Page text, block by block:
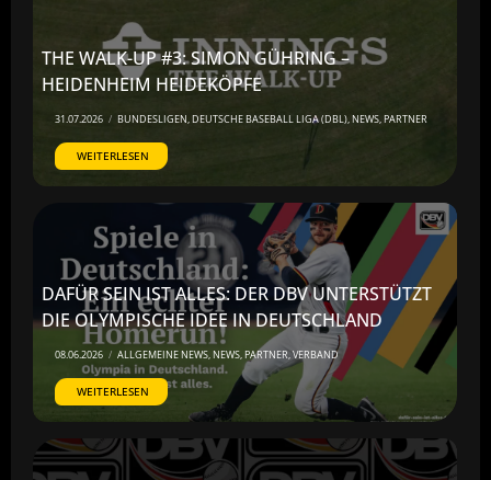
THE WALK-UP #3: SIMON GÜHRING –
HEIDENHEIM HEIDEKÖPFE
31.07.2026 / BUNDESLIGEN,DEUTSCHE BASEBALL LIGA (DBL),NEWS,PARTNER
WEITERLESEN
DAFÜR SEIN IST ALLES: DER DBV UNTERSTÜTZT
DIE OLYMPISCHE IDEE IN DEUTSCHLAND
08.06.2026 / ALLGEMEINE NEWS,NEWS,PARTNER,VERBAND
WEITERLESEN